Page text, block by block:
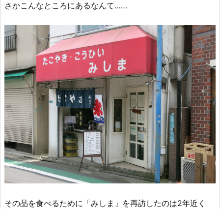
さかこんなところにあるなんて……
その品を食べるために「みしま」を再訪したのは2年近く